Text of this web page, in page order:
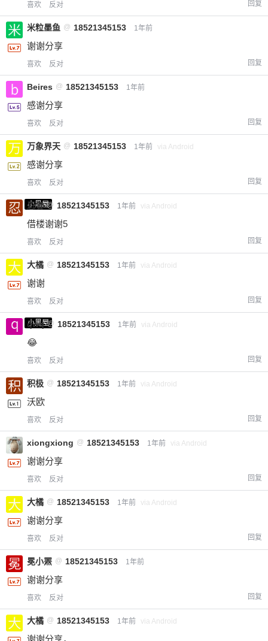
喜欢 反对 回复
米粒墨鱼 @ 18521345153 1年前
谢谢分享
喜欢 反对 回复
Beires @ 18521345153 1年前
感谢分享
喜欢 反对 回复
万象界天 @ 18521345153 1年前 via Android
感谢分享
喜欢 反对 回复
小黑屋
忍者 @ 18521345153 1年前 via Android
借楼谢谢5
喜欢 反对 回复
大橘 @ 18521345153 1年前 via Android
谢谢
喜欢 反对 回复
小黑屋
qwq @ 18521345153 1年前 via Android
😂
喜欢 反对 回复
积极 @ 18521345153 1年前 via Android
沃欧
喜欢 反对 回复
xiongxiong @ 18521345153 1年前 via Android
谢谢分享
喜欢 反对 回复
大橘 @ 18521345153 1年前 via Android
谢谢分享
喜欢 反对 回复
冕小罴 @ 18521345153 1年前
谢谢分享
喜欢 反对 回复
大橘 @ 18521345153 1年前 via Android